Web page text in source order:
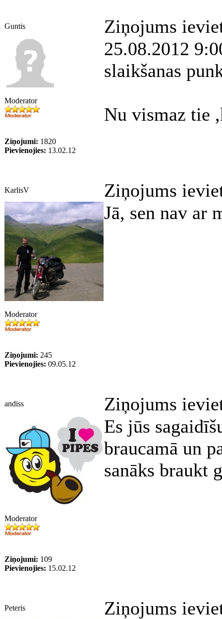
Guntis Ziņojums
Moderator
Ziņojumi: 1820
Pievienojies: 13.02.12
25.08.2012
slaikšanas
Nu vismaz tie
KarlisV Ziņojums
Moderator
Ziņojumi: 245
Pievienojies: 09.05.12
Jā, sen nav ar
andiss Ziņojums
Moderator
Ziņojumi: 109
Pievienojies: 15.02.12
Es jūs
braucamā un
sanāks braukt
Peteris Ziņojums